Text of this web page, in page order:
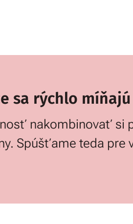
sa rýchlo míňajú
nakombinovať si
Spúšťame teda pre